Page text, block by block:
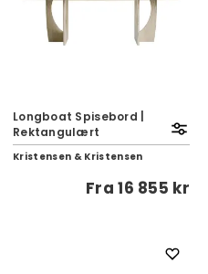
Longboat Spisebord |
Rektangulært
Kristensen & Kristensen
Fra16 855 kr